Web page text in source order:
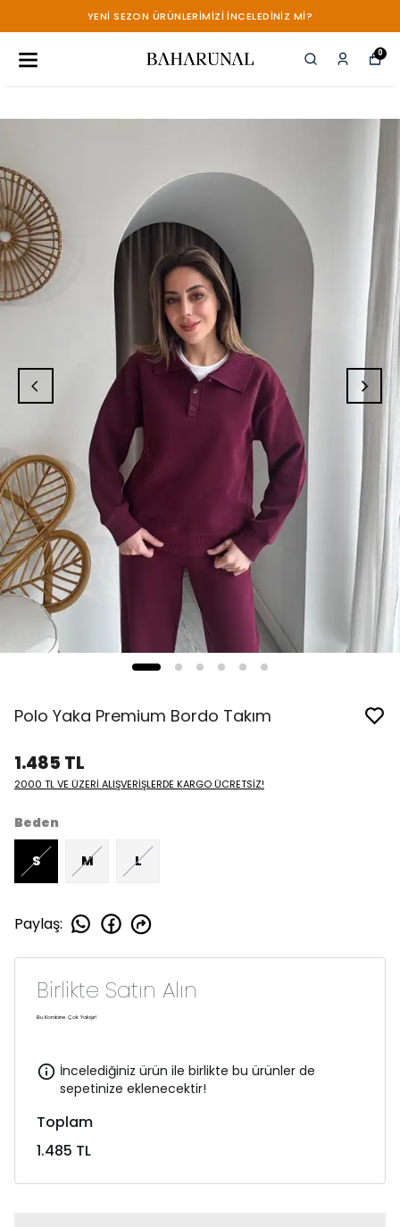
YENİ SEZON ÜRÜNLERİMİZİ İNCELEDİNİZ Mİ?
0
Polo Yaka Premium Bordo Takım
1.485 TL
2000 TL VE ÜZERİ ALIŞVERİŞLERDE KARGO ÜCRETSİZ!
Beden
S M L
Paylaş:
Birlikte Satın Alın
Bu Kombine Çok Yakışır!
İncelediğiniz ürün ile birlikte bu ürünler de
sepetinize eklenecektir!
Toplam
1.485 TL